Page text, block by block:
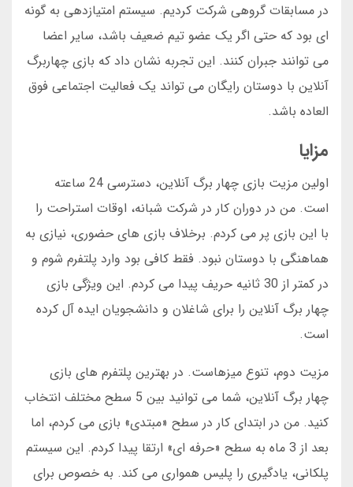
در مسابقات گروهی شرکت کردیم. سیستم امتیازدهی به گونه
ای بود که حتی اگر یک عضو تیم ضعیف باشد، سایر اعضا
می توانند جبران کنند. این تجربه نشان داد که بازی چهاربرگ
آنلاین با دوستان رایگان می تواند یک فعالیت اجتماعی فوق
العاده باشد.
مزایا
اولین مزیت بازی چهار برگ آنلاین، دسترسی 24 ساعته
است. من در دوران کار در شرکت شبانه، اوقات استراحت را
با این بازی پر می کردم. برخلاف بازی های حضوری، نیازی به
هماهنگی با دوستان نبود. فقط کافی بود وارد پلتفرم شوم و
در کمتر از 30 ثانیه حریف پیدا می کردم. این ویژگی بازی
چهار برگ آنلاین را برای شاغلان و دانشجویان ایده آل کرده
است.
مزیت دوم، تنوع میزهاست. در بهترین پلتفرم های بازی
چهار برگ آنلاین، شما می توانید بین 5 سطح مختلف انتخاب
کنید. من در ابتدای کار در سطح «مبتدی» بازی می کردم، اما
بعد از 3 ماه به سطح «حرفه ای» ارتقا پیدا کردم. این سیستم
پلکانی، یادگیری را پلیس همواری می کند. به خصوص برای